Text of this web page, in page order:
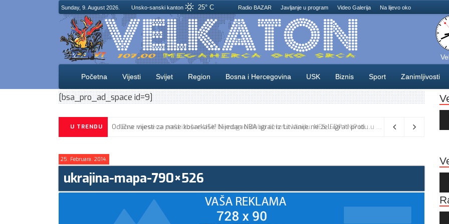
Sunday, 9. August 2026. Unsko-sanski kanton 25° C Radio BAZAR Javljanje u program Video Galerija Na lijevo oko
Početna Vijesti Svijet Region Bosna i Hercegovina USK Biznis Sport Zanimljivosti
[bsa_pro_ad_space id=9]
U TRENDU Odlične vijesti za naše košarkaše! Nijedan NBA igrač iz Litvanije ne želi igrati protiv BiH 08/08/2026
25. Februara. 2014.
ukrajina-mapa-790×526